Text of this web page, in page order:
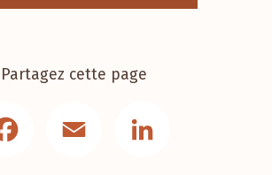
Partagez cette page